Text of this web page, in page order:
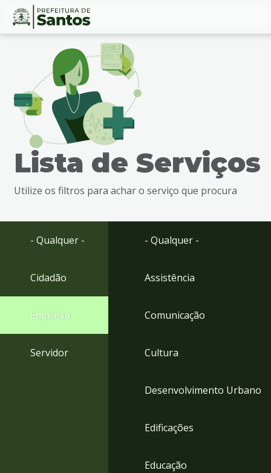
Ir
busca
Ir
Conteúdo
Lista de Serviços
Utilize os filtros para achar o serviço que procura
- Qualquer -
Cidadão
Empresa
Servidor
- Qualquer -
Assistência
Comunicação
Cultura
Desenvolvimento Urbano
Edificações
Educação